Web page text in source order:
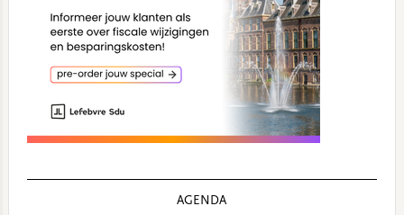
AGENDA